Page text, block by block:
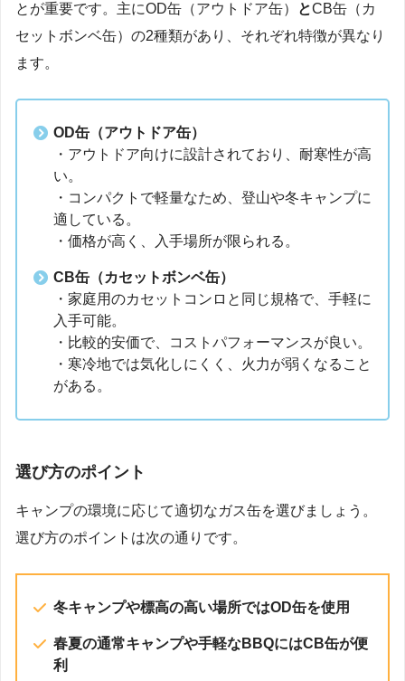
とが重要です。主にOD缶（アウトドア缶）
とCB缶（カ
セットボンベ缶）の2種類があり、それぞれ特徴が異なり
ます。
OD缶（アウトドア缶）
・アウトドア向けに設計されており、耐寒性が高
い。
・コンパクトで軽量なため、登山や冬キャンプに
適している。
・価格が高く、入手場所が限られる。
CB缶（カセットボンベ缶）
・家庭用のカセットコンロと同じ規格で、手軽に
入手可能。
・比較的安価で、コストパフォーマンスが良い。
・寒冷地では気化しにくく、火力が弱くなること
がある。
選び方のポイント
キャンプの環境に応じて適切なガス缶を選びましょう。
選び方のポイントは次の通りです。
冬キャンプや標高の高い場所ではOD缶を使用
春夏の通常キャンプや手軽なBBQにはCB缶が便
利